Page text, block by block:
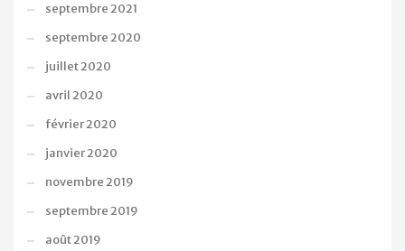
septembre 2021
septembre 2020
juillet 2020
avril 2020
février 2020
janvier 2020
novembre 2019
septembre 2019
août 2019